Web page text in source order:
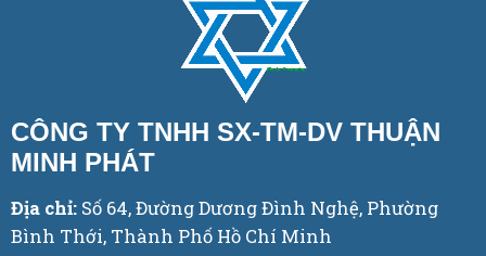
CÔNG TY TNHH SX-TM-DV THUẬN
MINH PHÁT
Địa chỉ: Số 64, Đường Dương Đình Nghệ, Phường
Bình Thới, Thành Phố Hồ Chí Minh